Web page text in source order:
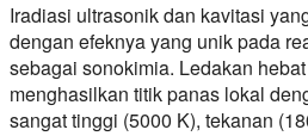
Iradiasi ultrasonik dan kavitasi
dengan efeknya yang unik pada
sebagai sonokimia. Ledakan
menghasilkan titik panas lokal
sangat tinggi (5000 K), tekanan